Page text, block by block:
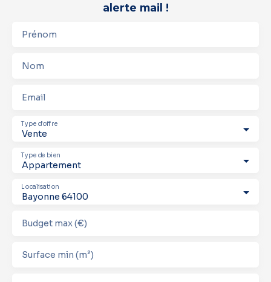
alerte mail !
Prénom
Nom
Email
Vente
Type d'offre
Appartement
Type de bien
Bayonne 64100
Localisation
Budget max (€)
Surface min (m²)